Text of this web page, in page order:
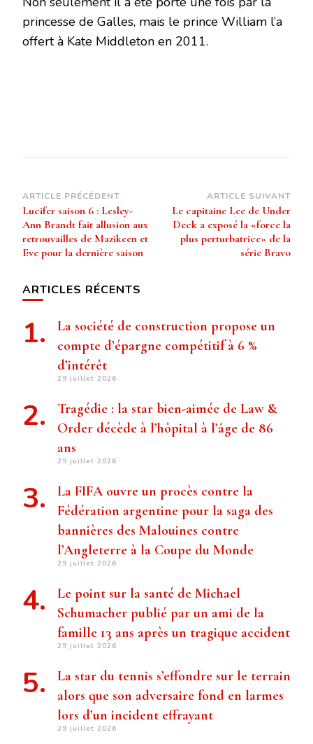
princesse de Galles, mais le prince William l’a
offert à Kate Middleton en 2011.
Navigation
d’article
ARTICLE PRÉCÉDENT
Lucifer saison 6 : Lesley-
Ann Brandt fait allusion aux
retrouvailles de Mazikeen et
Eve pour la dernière saison
ARTICLE SUIVANT
Le capitaine Lee de Under
Deck a exposé la «force la
plus perturbatrice» de la
série Bravo
ARTICLES RÉCENTS
La société de construction propose un
compte d’épargne compétitif à 6 %
d’intérêt
29 juillet 2026
Tragédie : la star bien-aimée de Law &
Order décède à l’hôpital à l’âge de 86
ans
29 juillet 2026
La FIFA ouvre un procès contre la
Fédération argentine pour la saga des
bannières des Malouines contre
l’Angleterre à la Coupe du Monde
29 juillet 2026
Le point sur la santé de Michael
Schumacher publié par un ami de la
famille 13 ans après un tragique accident
29 juillet 2026
La star du tennis s’effondre sur le terrain
alors que son adversaire fond en larmes
lors d’un incident effrayant
29 juillet 2026